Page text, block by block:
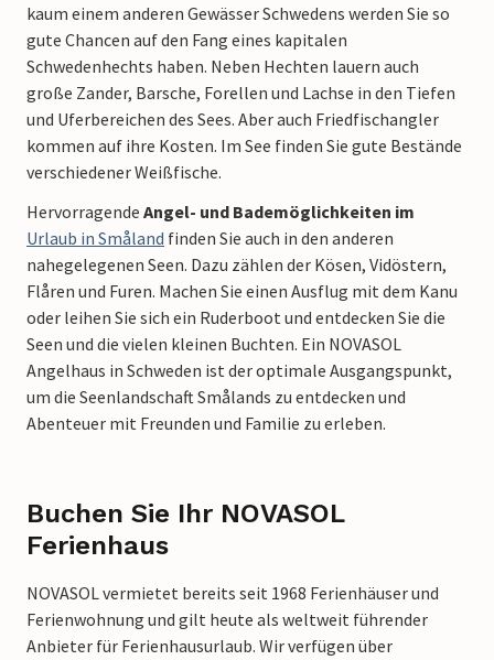
kaum einem anderen Gewässer Schwedens werden Sie so
gute Chancen auf den Fang eines kapitalen
Schwedenhechts haben. Neben Hechten lauern auch
große Zander, Barsche, Forellen und Lachse in den Tiefen
und Uferbereichen des Sees. Aber auch Friedfischangler
kommen auf ihre Kosten. Im See finden Sie gute Bestände
verschiedener Weißfische.
Hervorragende Angel- und Bademöglichkeiten im
Urlaub in Småland finden Sie auch in den anderen
nahegelegenen Seen. Dazu zählen der Kösen, Vidöstern,
Flåren und Furen. Machen Sie einen Ausflug mit dem Kanu
oder leihen Sie sich ein Ruderboot und entdecken Sie die
Seen und die vielen kleinen Buchten. Ein NOVASOL
Angelhaus in Schweden ist der optimale Ausgangspunkt,
um die Seenlandschaft Smålands zu entdecken und
Abenteuer mit Freunden und Familie zu erleben.
Buchen Sie Ihr NOVASOL
Ferienhaus
NOVASOL vermietet bereits seit 1968 Ferienhäuser und
Ferienwohnung und gilt heute als weltweit führender
Anbieter für Ferienhausurlaub. Wir verfügen über